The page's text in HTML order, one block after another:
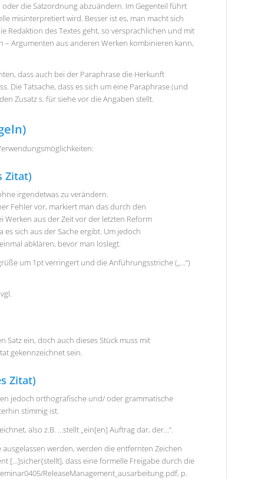
die Satzordnung abzuändern. Im Gegenteil führt
misinterpretiert wird. Besser ist es, man macht sich
Redaktion des Textes geht, so versprachlichen und mit
Argumenten aus anderen Werken kombinieren kann,
dass auch bei der Paraphrase die Herkunft
Die Tatsache, dass es sich um eine Paraphrase (und
Zusatz s. für siehe vor die Angaben stellt.
Zitat)
irgendetwas zu verändern.
Fehler vor, markiert man das durch den
Werken aus der Zeit vor der letzten Reform
sich aus der Sache ergibt. Um jedoch
abklären, bevor man loslegt.
um 1pt verringert und die Anführungsstriche („…“)
Satz ein, doch auch dieses Stück muss mit
gekennzeichnet sein.
Zitat)
jedoch orthografische und/ oder grammatische
stimmig ist.
also z.B. …stellt „ein[en] Auftrag dar, der…“.
werden, werden die entfernten Zeichen
[…]sicher{stellt], dass eine formelle Freigabe durch die
ReleaseManagement_ausarbeitung.pdf, p.